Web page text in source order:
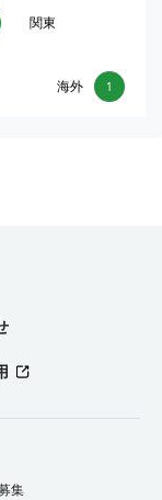
関東
1
海外
集